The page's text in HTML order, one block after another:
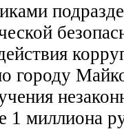
городу
1 миллиона